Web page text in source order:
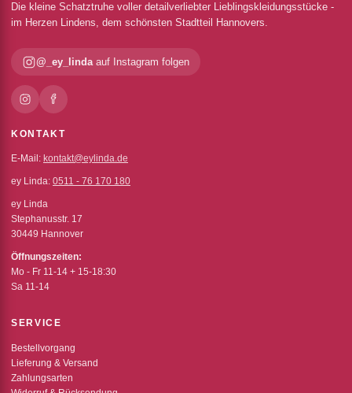
Die kleine Schatztruhe voller detailverliebter Lieblingskleidungsstücke -
im Herzen Lindens, dem schönsten Stadtteil Hannovers.
@_ey_lindaauf Instagram folgen
KONTAKT
E-Mail: kontakt@eylinda.de
ey Linda: 0511 - 76 170 180
ey Linda
Stephanusstr. 17
30449 Hannover
Öffnungszeiten:
Mo - Fr 11-14 + 15-18:30
Sa 11-14
SERVICE
Bestellvorgang
Lieferung & Versand
Zahlungsarten